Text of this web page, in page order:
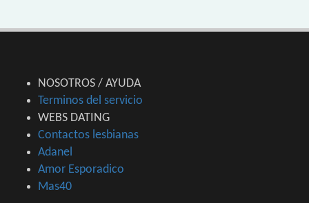
NOSOTROS / AYUDA
Terminos del servicio
WEBS DATING
Contactos lesbianas
Adanel
Amor Esporadico
Mas40